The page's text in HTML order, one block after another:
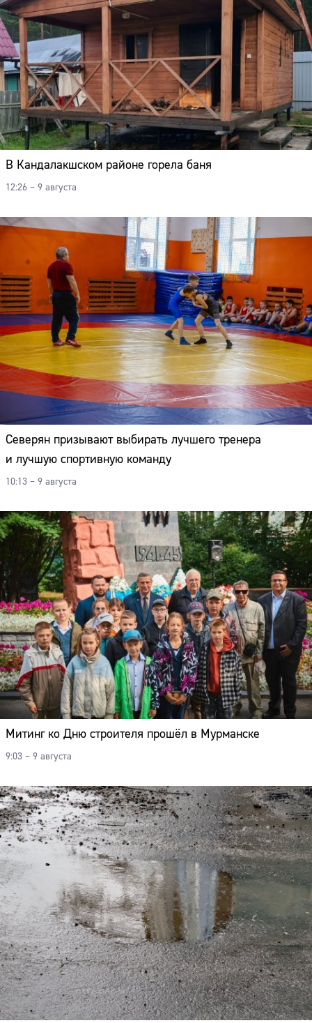
В Кандалакшском районе горела баня
12:26 – 9 августа
Северян призывают выбирать лучшего тренера
и лучшую спортивную команду
10:13 – 9 августа
Митинг ко Дню строителя прошёл в Мурманске
9:03 – 9 августа